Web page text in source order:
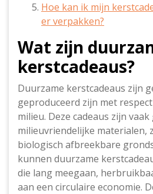
Hoe kan ik mijn
er verpakken?
Wat zijn
kerstcadeaus?
Duurzame kerstcadeaus zijn
geproduceerd zijn met
milieu. Deze cadeaus zijn
milieuvriendelijke materialen,
biologisch afbreekbare
kunnen duurzame
die lang meegaan,
aan een circulaire economie.